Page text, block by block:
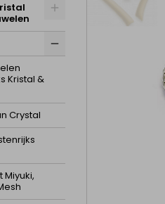
Kristal &
Crystal
Miyuki,